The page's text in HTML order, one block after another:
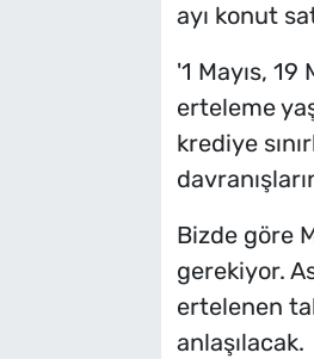
ayı konut
'1 Mayıs,
erteleme
krediye
Bizde göre
gerekiyor.
ertelenen
anlaşılacak.